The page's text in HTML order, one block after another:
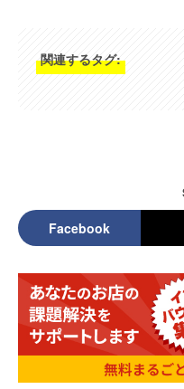
関連するタグ:
Facebook